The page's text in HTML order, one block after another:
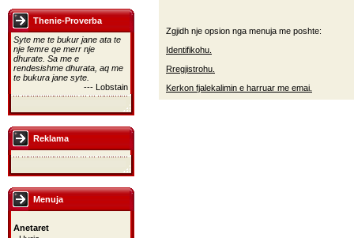
Thenie-Proverba
Syte me te bukur jane ata te
nje femre qe merr nje
dhurate. Sa me e
rendesishme dhurata, aq me
te bukura jane syte.
--- Lobstain
Reklama
Menuja
Anetaret
Zgjidh nje opsion nga menuja me poshte:
Identifikohu.
Rregjistrohu.
Kerkon fjalekalimin e harruar me emai.